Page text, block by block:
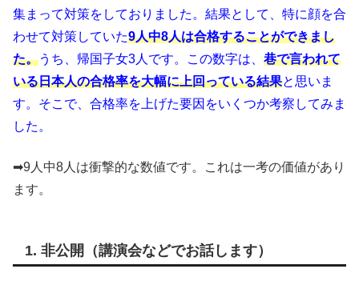
集まって対策をしておりました。結果として、特に顔を合
わせて対策していた9人中8人は合格することができまし
た。うち、帰国子女3人です。この数字は、 巷で言われて
いる日本人の合格率を大幅に上回っている結果と思いま
す。そこで、合格率を上げた要因をいくつか考察してみま
した。
➡9人中8人は衝撃的な数値です。これは一考の価値があり
ます。
1. 非公開（講演会などでお話します）